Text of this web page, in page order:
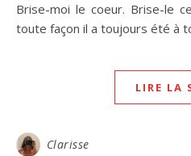
Brise-moi le coeur. Brise-le cent fois si ça te chante, de
toute façon il a toujours été à
LIRE LA
Clarisse